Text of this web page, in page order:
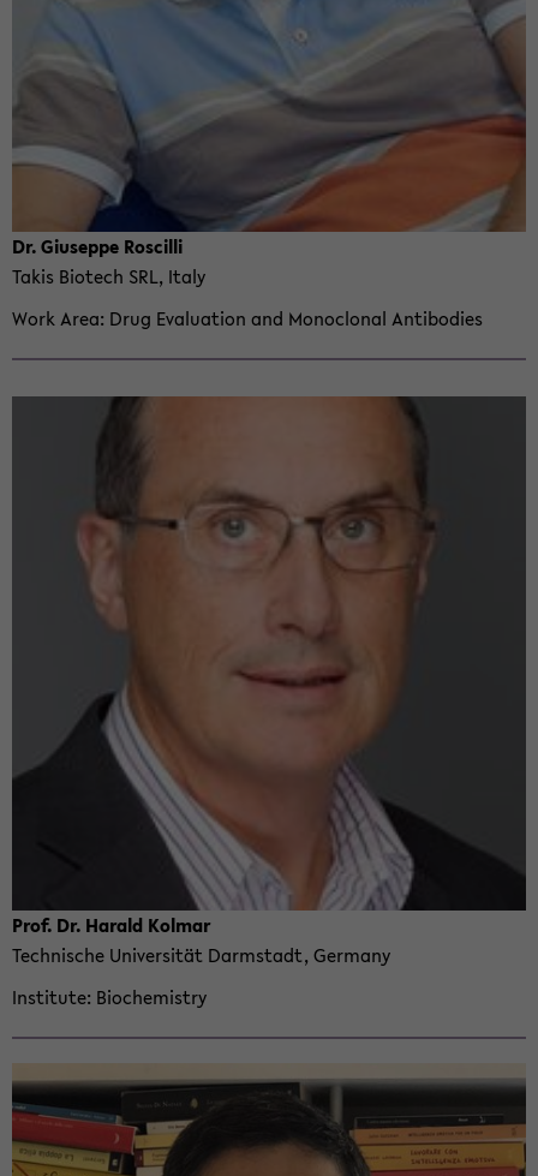
Dr. Giuseppe Roscilli
Takis Biotech SRL, Italy
Work Area Drug Eval­u­a­tion and Mon­o­clonal An­ti­bod­ies
Prof. Dr. Har­ald Kol­mar
Tech­nis­che Uni­ver­sität Darm­stadt, Ger­many
In­sti­tute Bio­chem­istry